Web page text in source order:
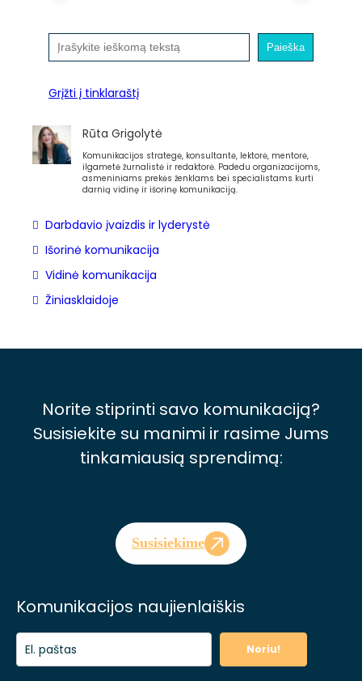
a
e
k
a
Paieška
Grįžti į tinklaraštį
Rūta Grigolytė
Komunikacijos strategė, konsultantė, lektorė, mentorė,
ilgametė žurnalistė ir redaktorė. Padedu organizacijoms,
asmeniniams prekės ženklams bei specialistams kurti
darnią vidinę ir išorinę komunikaciją.
Darbdavio įvaizdis ir lyderystė
Išorinė komunikacija
Vidinė komunikacija
Žiniasklaidoje
Norite stiprinti savo komunikaciją?
Susisiekite su manimi ir rasime Jums
tinkamiausią sprendimą:
Susisiekime
Komunikacijos naujienlaiškis
Noriu!